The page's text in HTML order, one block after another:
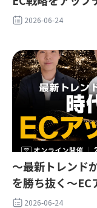
2026-06-24
〜最新トレンド
を勝ち抜く〜
2026-06-24